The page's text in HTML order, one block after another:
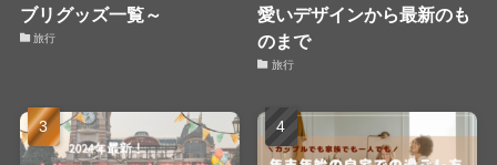
ブリグッズ一覧～
旅行
愛いデザインから最新のも
のまで
旅行